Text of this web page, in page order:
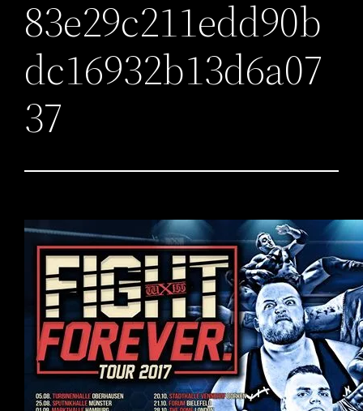
83e29c211edd90b
dc16932b13d6a07
37